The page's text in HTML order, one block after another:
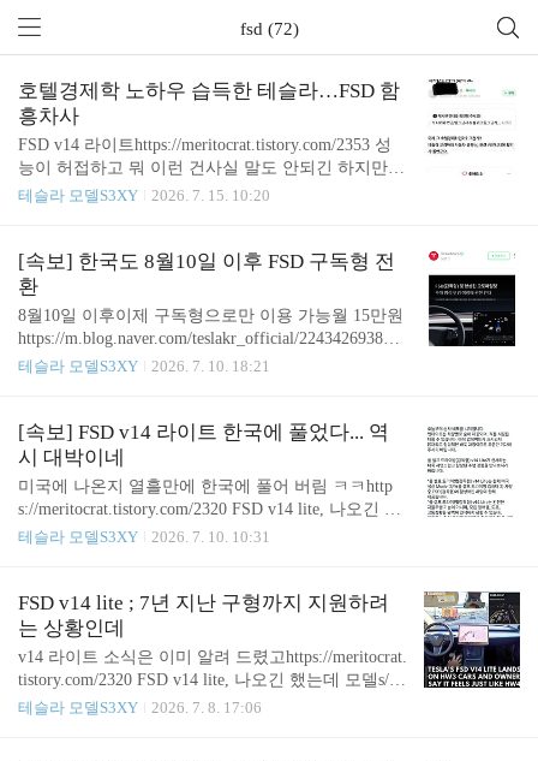
fsd (72)
호텔경제학 노하우 습득한 테슬라…FSD 함
흥차사
FSD v14 라이트https://meritocrat.tistory.com/2353 성
능이 허접하고 뭐 이런 건사실 말도 안되긴 하지만참
고 참아서 충분히 그럴 수 있다고 쳐도, 공식 배포한
건 진짜 ㅋㅋ 차라리 초기 테스트 한다고 했으면이런
말 나오지도 않았겠지. 현 정권에게 배운 거니? 나도
사이버트럭 100대 산다고 하고 설레발 한 번 칠까?
ㅋㅋ Meritocrat @ it's electric
테슬라 모델S3XY 2026. 7. 15. 10:20
[속보] 한국도 8월10일 이후 FSD 구독형 전
환
8월10일 이후이제 구독형으로만 이용 가능월 15만원
https://m.blog.naver.com/teslakr_official/224342693884
FSD(감독형)·향상된 오토파일럿 구매 방식 변경 예
을...blog.naver.comMeritocrat @ it’s electric
테슬라 모델S3XY 2026. 7. 10. 18:21
[속보] FSD v14 라이트 한국에 풀었다... 역
시 대박이네
미국에 나온지 열흘만에 한국에 풀어 버림 ㅋㅋhttp
s://meritocrat.tistory.com/2320 FSD v14 lite, 나오긴 했
는데 모델s/x는 버림 ㅋㅋㅋㅋㅋ6월 말까지 구형 하
요한 것만 v14에서 뽑아서 적용.Hw3는 영원히 감독
형만…https://www.notateslaapp.cmeritocrat.tistory.com
진짜 잘한 결정.뭐 더 설명할 게 없음. *풀 셀프 드라
이빙(감독형)v14 Lite는 현재 미국 생산 Model 3/Y(풀
셀프 드라이빙 컴퓨터 3) 차량 중 FSD(감독형)이 활
성화된 차량에 한해 제공됩니다. (아쉽지만 모델S/X
테슬라 모델S3XY 2026. 7. 10. 10:31
FSD v14 lite ; 7년 지난 구형까지 지원하려
는 상황인데
v14 라이트 소식은 이미 알려 드렸고https://meritocrat.
tistory.com/2320 FSD v14 lite, 나오긴 했는데 모델s/x
는 버림 ㅋㅋㅋㅋㅋ6월 말까지 구형 하드웨어 버전1
테슬라 모델S3XY 2026. 7. 8. 17:06